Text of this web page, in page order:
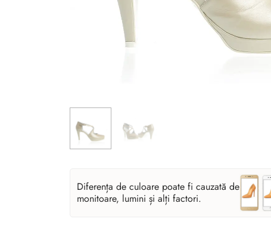
Diferența de culoare poate fi cauzată de
monitoare, lumini și alți factori.